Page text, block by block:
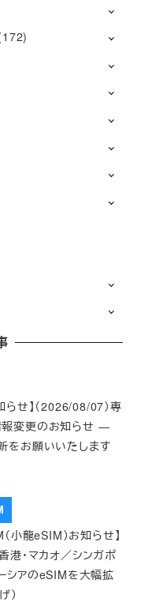
せ】（2026/08/07）専
報変更のお知らせ ―
をお願いいたします
小龍eSIM）お知らせ】
港・マカオ／シンガポ
シアのeSIMを大幅拡
）